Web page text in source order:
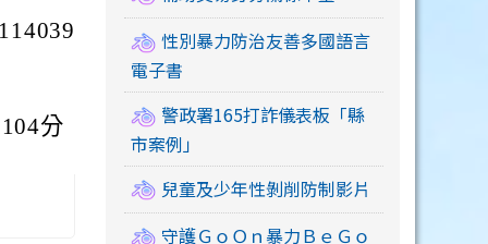
分
性別暴力防治友善多國語言
電子書
警政署165打詐儀表板「縣
市案例」
兒童及少年性剝削防制影片
守護ＧｏＯｎ暴力ＢｅＧｏ